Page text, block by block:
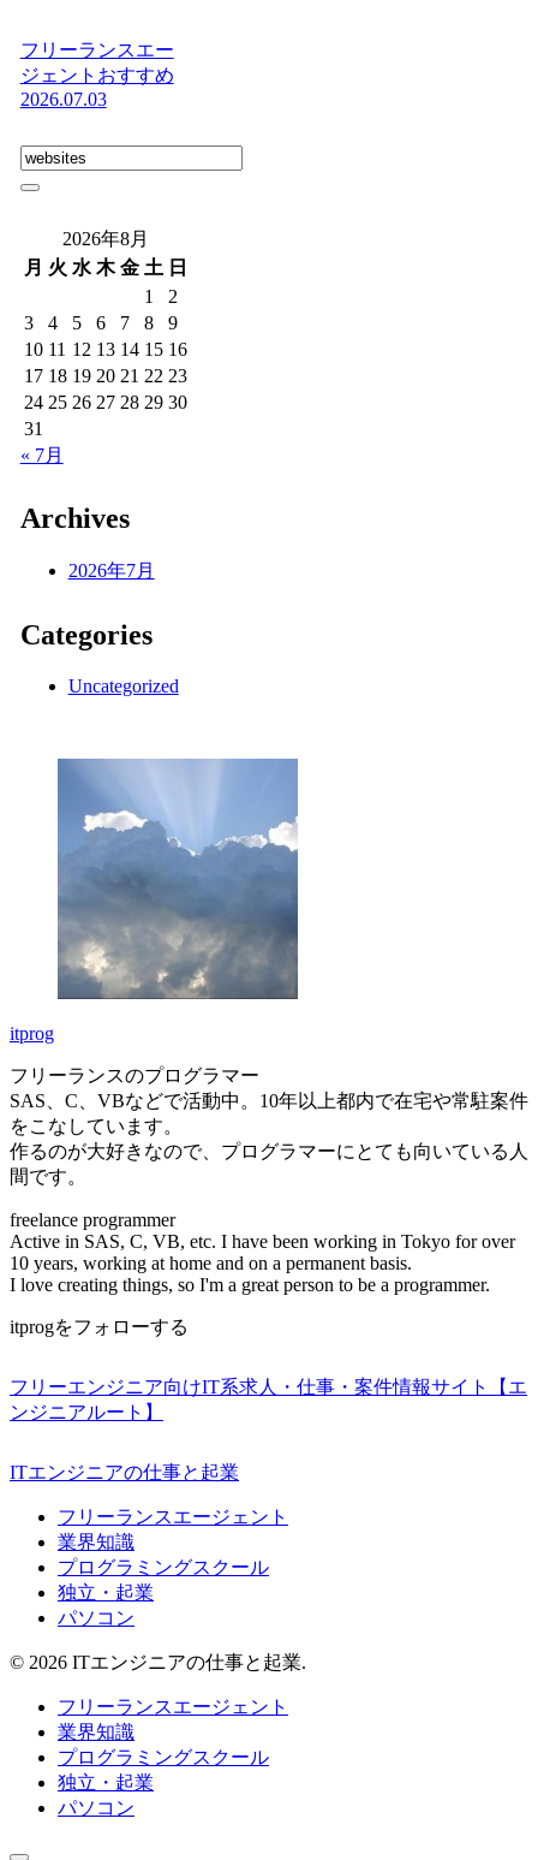
フリーランスエー
ジェントおすすめ
2026.07.03
2026年8月
月 火 水 木 金 土 日
1
2
3
4 5 6 7 8
9
10 11 12 13 14 15 16
17 18 19 20 21 22 23
24 25 26 27 28 29 30
31
« 7月
Archives
2026年7月
Categories
Uncategorized
itprog
フリーランスのプログラマー
SAS、C、VBなどで活動中。10年以上都内で在宅や常駐案件
をこなしています。
作るのが大好きなので、プログラマーにとても向いている人
間です。
freelance programmer
Active in SAS, C, VB, etc. I have been working in Tokyo for over
10 years, working at home and on a permanent basis.
I love creating things, so I'm a great person to be a programmer.
itprogをフォローする
フリーエンジニア向けIT系求人・仕事・案件情報サイト【エ
ンジニアルート】
ITエンジニアの仕事と起業
フリーランスエージェント
業界知識
プログラミングスクール
独立・起業
パソコン
© 2026 ITエンジニアの仕事と起業.
フリーランスエージェント
業界知識
プログラミングスクール
独立・起業
パソコン